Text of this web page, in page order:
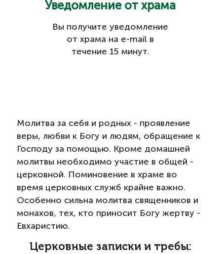
Уведомление от храма
Вы получите уведомление
от храма на e-mail в
течение 15 минут.
Молитва за себя и родных - проявление
веры, любви к Богу и людям, обращение к
Господу за помощью. Кроме домашней
молитвы необходимо участие в общей -
церковной. Поминовение в храме во
время церковных служб крайне важно.
Особенно сильна молитва священников и
монахов, тех, кто приносит Богу жертву -
Евхаристию.
Церковные записки и требы: